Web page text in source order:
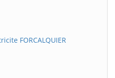
FORCALQUIER